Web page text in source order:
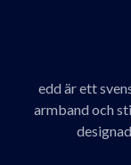
edd är ett
armband och